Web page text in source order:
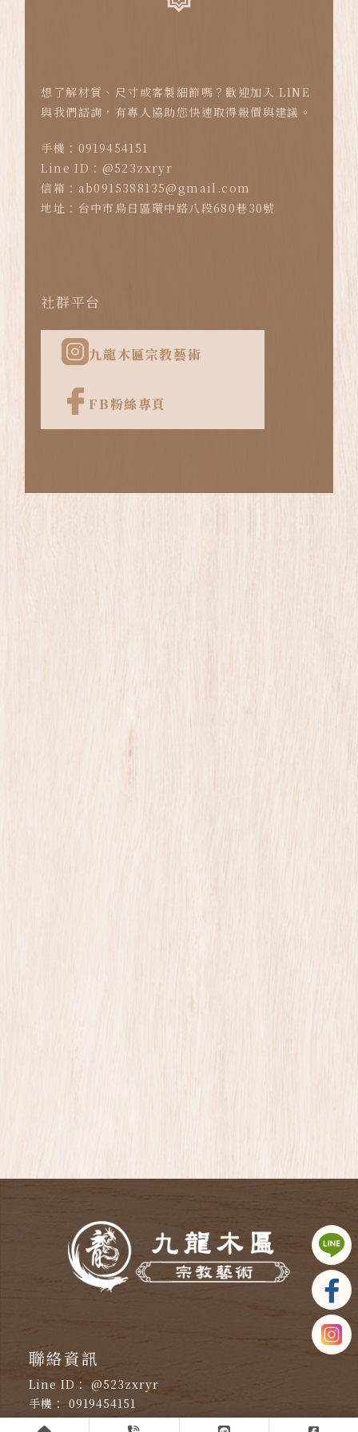
想了解材質、尺寸或客製細節嗎？歡迎加入 LINE
與我們諮詢，有專人協助您快速取得報價與建議。
手機：0919454151
Line ID：@523zxryr
信箱：ab0915388135@gmail.com
地址：台中市烏日區環中路八段680巷30號
社群平台
九龍木匾宗教藝術
FB粉絲專頁
@523zxryr
0919454151
53972165